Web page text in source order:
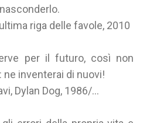
riga delle favole, 2010
per il futuro, così non
inventerai di nuovi!
Dylan Dog, 1986/...